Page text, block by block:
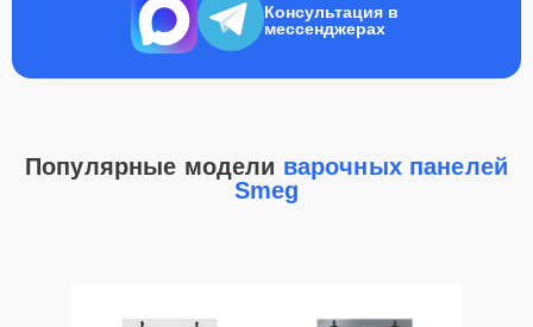
Консультация в
мессенджерах
Популярные модели варочных панелей
Smeg